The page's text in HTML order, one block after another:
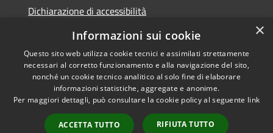
Dichiarazione di accessibilità
Link app municipium
Accessibilità
Copyright © 2026 • Comune di
Bardolino • Powered by
Municipium•
Accesso
×
Informazioni sui cookie
Questo sito web utilizza cookie tecnici e assimilati strettamente
necessari al corretto funzionamento e alla navigazione del sito,
nonché un cookie tecnico analitico al solo fine di elaborare
informazioni statistiche, aggregate e anonime.
Per maggiori dettagli, può consultare la cookie policy al seguente link
ACCETTA TUTTO RIFIUTA TUTTO